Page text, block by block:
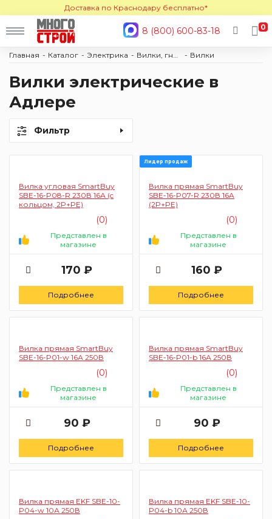
Доставка по Краснодару бесплатно*
8 (800) 600-83-18 0
Главная Каталог Электрика Вилки
Вилки электрические в
Адлере
Фильтр
Вилка угловая SmartBuy
SBE-16-P08-R 230В 16А (c
кольцом, 2P+PE)
(0)
Представлен в
магазине
170 ₽
Подробнее
Лидер продаж
Вилка прямая SmartBuy
SBE-16-P07-R 230В 16A
(2P+PE)
(0)
Представлен в
магазине
160 ₽
Подробнее
Вилка прямая SmartBuy
SBE-16-P01-w 16А 250В
(0)
Представлен в
магазине
90 ₽
Подробнее
Вилка прямая SmartBuy
SBE-16-P01-b 16А 250В
(0)
Представлен в
магазине
90 ₽
Подробнее
Вилка прямая EKF SBE-10-
P04-w 10А 250В
Вилка прямая EKF SBE-10-
P04-b 10А 250В